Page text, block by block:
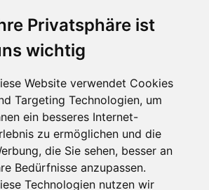
Privatsphäre ist
wichtig
Website verwendet Cookies
Targeting Technologien, um
ein besseres Internet-
zu ermöglichen und die
die Sie sehen, besser an
Bedürfnisse anzupassen.
Technologien nutzen wir
GUTEN ZAHNARZT
Sie leicht einen guten günstigen
So hat Ihr Zahnarzt verschiedene